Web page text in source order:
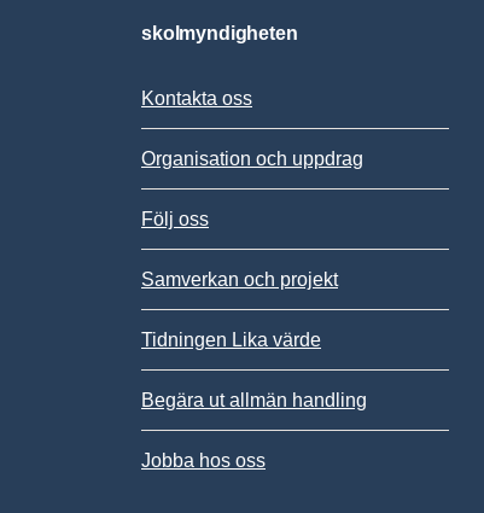
skolmyndigheten
Kontakta oss
Organisation och uppdrag
Följ oss
Samverkan och projekt
Tidningen Lika värde
Begära ut allmän handling
Jobba hos oss